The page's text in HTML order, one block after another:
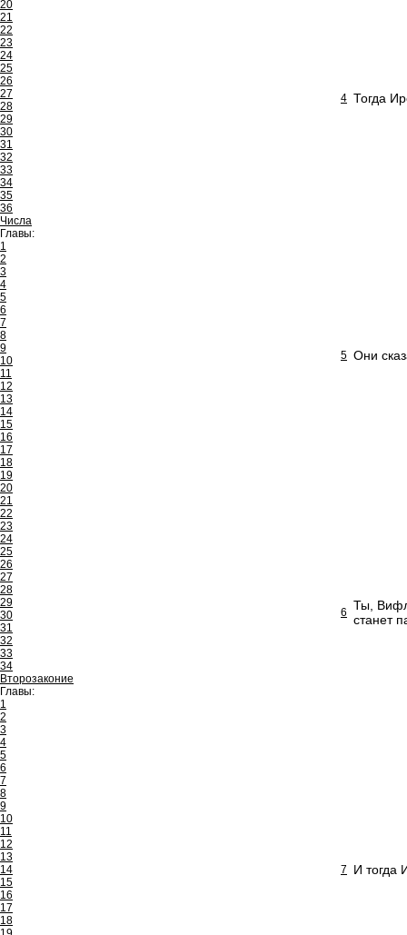
20
21
22
23
24
25
26
27
28
29
30
31
32
33
34
35
36
Числа
Главы:
1
2
3
4
5
6
7
8
9
10
11
12
13
14
15
16
17
18
19
20
21
22
23
24
25
26
27
28
29
30
31
32
33
34
Второзаконие
Главы:
1
2
3
4
5
6
7
8
9
10
11
12
13
14
15
16
17
18
4 Тогда
5 Они
6 Ты,
станет
7 И тогда